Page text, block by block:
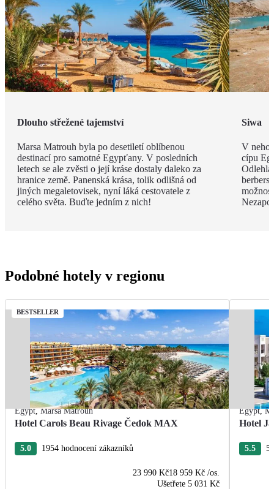
Dlouho střežené tajemství
Marsa Matrouh byla po desetiletí oblíbenou
destinací pro samotné Egypťany. V posledních
letech se ale zvěsti o její kráse dostaly daleko za
hranice země. Panenská krása, tolik odlišná od
jiných megaletovisek, nyní láká cestovatele z
celého světa. Buďte jedním z nich!
Siwa
V
cípu
Odlehlá
Podobné hotely v regionu
BESTSELLER
Egypt,Marsa Matrouh
Hotel Carols Beau Rivage Čedok MAX
5.0 1954 hodnocení zákazníků
23 990 Kč18 959 Kč /os.
Ušetřete 5 031 Kč
Egypt,
Hotel
5.5